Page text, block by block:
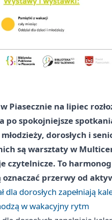
Piasecznie na lipiec
po spokojniejsze
dorosłych i
są warsztaty w
czytelnicze. To
oznaczać przerwy od
dla dorosłych zapełniają
w wakacyjny rytm